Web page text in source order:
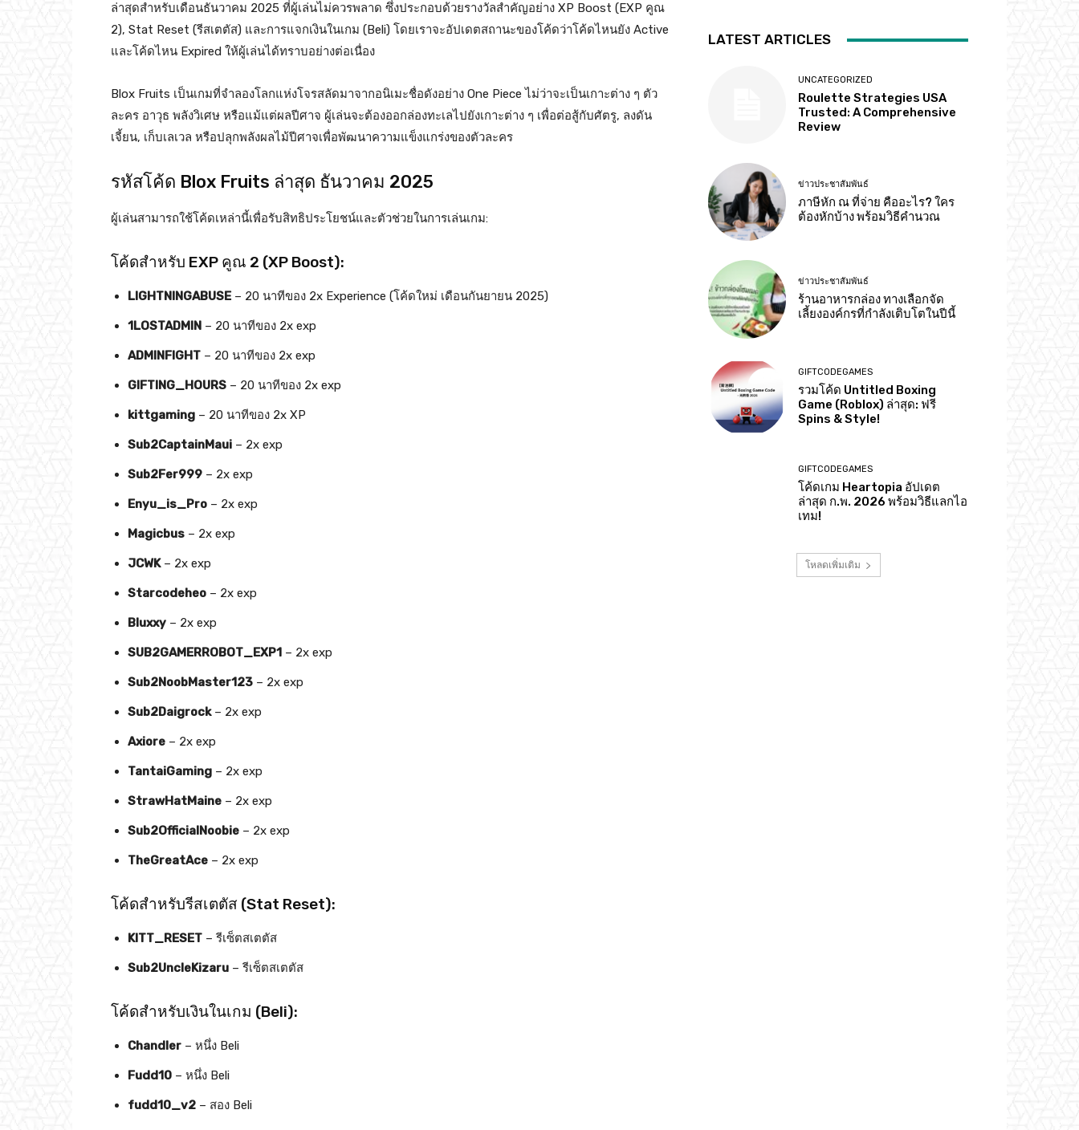
ล่าสุดสำหรับเดือนธันวาคม 2025 ที่ผู้เล่นไม่ควรพลาด ซึ่งประกอบด้วยรางวัลสำคัญอย่าง XP Boost (EXP คูณ
2), Stat Reset (รีสเตตัส) และการแจกเงินในเกม (Beli) โดยเราจะอัปเดตสถานะของโค้ดว่าโค้ดไหนยัง Active
และโค้ดไหน Expired ให้ผู้เล่นได้ทราบอย่างต่อเนื่อง
Blox Fruits เป็นเกมที่จำลองโลกแห่งโจรสลัดมาจากอนิเมะชื่อดังอย่าง One Piece ไม่ว่าจะเป็นเกาะต่าง ๆ ตัว
ละคร อาวุธ พลังวิเศษ หรือแม้แต่ผลปีศาจ ผู้เล่นจะต้องออกล่องทะเลไปยังเกาะต่าง ๆ เพื่อต่อสู้กับศัตรู, ลงดัน
เจี้ยน, เก็บเลเวล หรือปลุกพลังผลไม้ปีศาจเพื่อพัฒนาความแข็งแกร่งของตัวละคร
รหัสโค้ด Blox Fruits ล่าสุด ธันวาคม 2025
ผู้เล่นสามารถใช้โค้ดเหล่านี้เพื่อรับสิทธิประโยชน์และตัวช่วยในการเล่นเกม:
โค้ดสำหรับ EXP คูณ 2 (XP Boost):
LIGHTNINGABUSE– 20 นาทีของ 2x Experience (โค้ดใหม่ เดือนกันยายน 2025)
1LOSTADMIN – 20 นาทีของ 2x exp
ADMINFIGHT – 20 นาทีของ 2x exp
GIFTING_HOURS – 20 นาทีของ 2x exp
kittgaming – 20 นาทีของ 2x XP
Sub2CaptainMaui – 2x exp
Sub2Fer999 – 2x exp
Enyu_is_Pro – 2x exp
Magicbus – 2x exp
JCWK– 2x exp
Starcodeheo – 2x exp
Bluxxy – 2x exp
SUB2GAMERROBOT_EXP1 – 2x exp
Sub2NoobMaster123 – 2x exp
Sub2Daigrock– 2x exp
Axiore – 2x exp
TantaiGaming – 2x exp
StrawHatMaine – 2x exp
Sub2OfficialNoobie – 2x exp
TheGreatAce – 2x exp
โค้ดสำหรับรีสเตตัส (Stat Reset):
KITT_RESET – รีเซ็ตสเตตัส
Sub2UncleKizaru – รีเซ็ตสเตตัส
โค้ดสำหรับเงินในเกม (Beli):
Chandler – หนึ่ง Beli
Fudd10 – หนึ่ง Beli
fudd10_v2 – สอง Beli
LATEST ARTICLES
UNCATEGORIZED
Roulette Strategies USA
Trusted: A Comprehensive
Review
ข่าวประชาสัมพันธ์
ภาษีหัก ณ ที่จ่าย คืออะไร? ใคร
ต้องหักบ้าง พร้อมวิธีคำนวณ
ข่าวประชาสัมพันธ์
ร้านอาหารกล่อง ทางเลือกจัด
เลี้ยงองค์กรที่กำลังเติบโตในปีนี้
GIFTCODEGAMES
รวมโค้ด Untitled Boxing
Game (Roblox) ล่าสุด: ฟรี
Spins & Style!
GIFTCODEGAMES
โค้ดเกม Heartopia อัปเดต
ล่าสุด ก.พ. 2026 พร้อมวิธีแลกไอ
เทม!
โหลดเพิ่มเติม